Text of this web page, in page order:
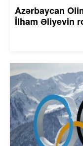
Azərbaycan
İlham Əliyevin